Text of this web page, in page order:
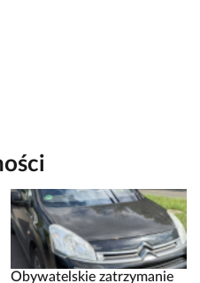
Obywatelskie zatrzymanie